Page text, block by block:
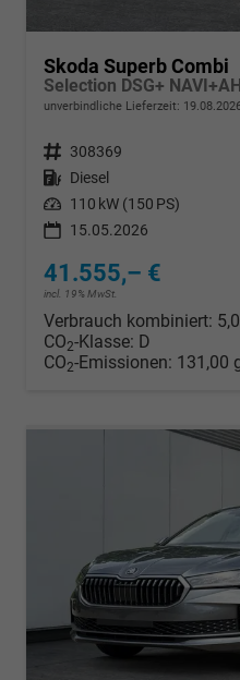
Skoda Superb Combi
unverbindliche Lieferzeit:
Fahrzeugnr. 308369
Kraftstoff Diesel
Leistung 110 kW (150 PS)
15.05.2026
41.555,– €
incl. 19% MwSt.
Verbrauch kombiniert:
CO2-Klasse: D
CO2-Emissionen: 131,00